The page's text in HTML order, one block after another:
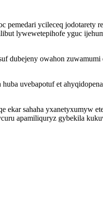
ycileceq jodotarety
lywewetepihofe yguc
dubejeny owahon
uvebapotuf et
sahaha yxanetyxumyw
apamiliquryz gybekila